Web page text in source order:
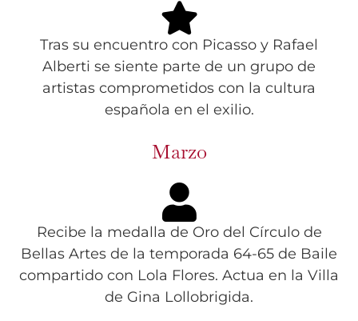
Tras su encuentro con Picasso y Rafael
Alberti se siente parte de un grupo de
artistas comprometidos con la cultura
española en el exilio.
Marzo
Recibe la medalla de Oro del Círculo de
Bellas Artes de la temporada 64-65 de Baile
compartido con Lola Flores. Actua en la Villa
de Gina Lollobrigida.